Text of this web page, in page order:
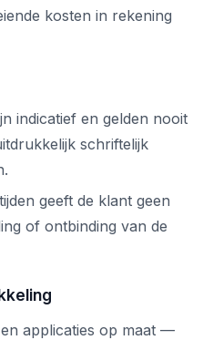
kosten in rekening
indicatief en gelden nooit
schriftelijk
geeft de klant geen
of ontbinding van de
applicaties op maat —